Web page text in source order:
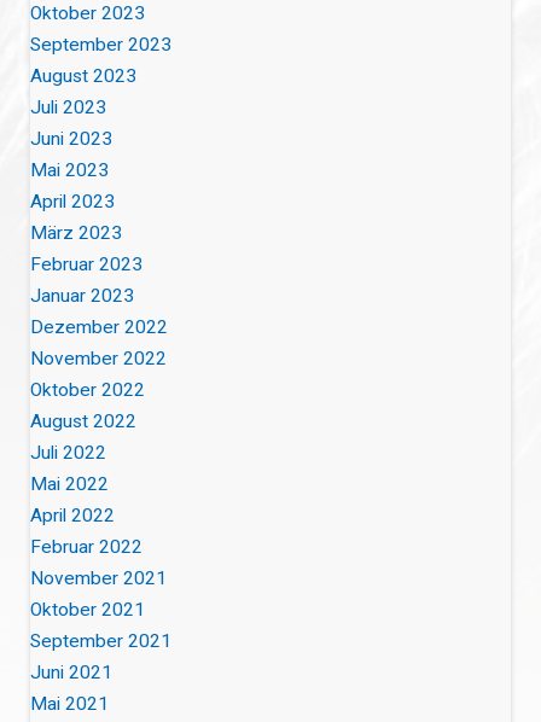
Oktober 2023
September 2023
August 2023
Juli 2023
Juni 2023
Mai 2023
April 2023
März 2023
Februar 2023
Januar 2023
Dezember 2022
November 2022
Oktober 2022
August 2022
Juli 2022
Mai 2022
April 2022
Februar 2022
November 2021
Oktober 2021
September 2021
Juni 2021
Mai 2021